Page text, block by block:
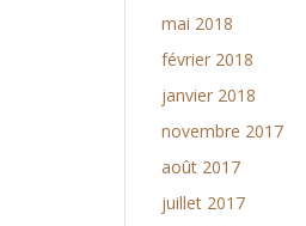
mai 2018
février 2018
janvier 2018
novembre 2017
août 2017
juillet 2017